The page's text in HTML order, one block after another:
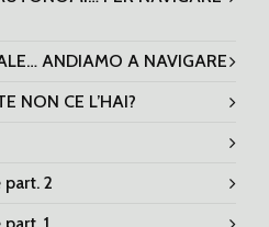
ANDIAMO A NAVIGARE
NON CE L’HAI?
part. 2